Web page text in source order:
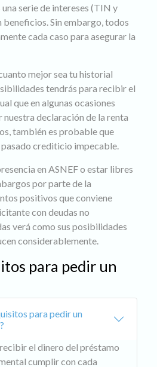
serie de intereses (TIN y
beneficios. Sin embargo, todos
cada caso para asegurar la
mejor sea tu historial
tendrás para recibir el
que en algunas ocasiones
nuestra declaración de la renta
también es probable que
crediticio impecable.
en ASNEF o estar libres
por parte de la
positivos que conviene
con deudas no
verá como sus posibilidades
considerablemente.
para pedir un
para pedir un
el dinero del préstamo
cumplir con cada